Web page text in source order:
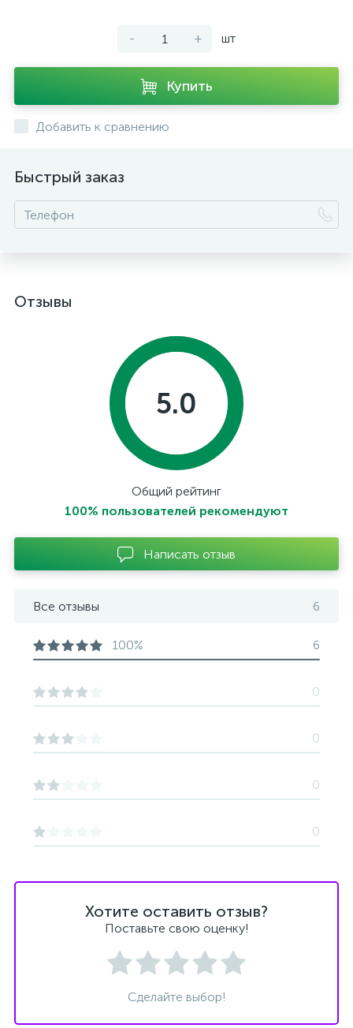
- + шт
Купить
Добавить к сравнению
Быстрый заказ
Отзывы
Хотите оставить отзыв?
Поставьте свою оценку!
Сделайте выбор!
5.0
Общий рейтинг
100% пользователей рекомендуют
Написать отзыв
Все отзывы 6
100% 6
0
0
0
0